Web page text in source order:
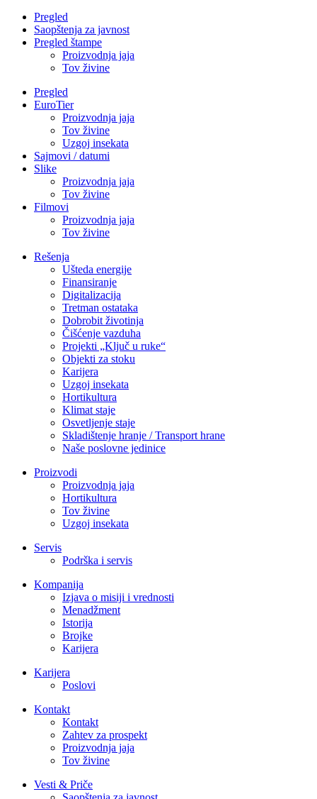
Pregled
Saopštenja za javnost
Pregled štampe
Proizvodnja jaja
Tov živine
Pregled
EuroTier
Proizvodnja jaja
Tov živine
Uzgoj insekata
Sajmovi / datumi
Slike
Proizvodnja jaja
Tov živine
Filmovi
Proizvodnja jaja
Tov živine
Rešenja
Ušteda energije
Finansiranje
Digitalizacija
Tretman ostataka
Dobrobit životinja
Čišćenje vazduha
Projekti „Ključ u ruke“
Objekti za stoku
Karijera
Uzgoj insekata
Hortikultura
Klimat staje
Osvetljenje staje
Skladištenje hranje / Transport hrane
Naše poslovne jedinice
Proizvodi
Proizvodnja jaja
Hortikultura
Tov živine
Uzgoj insekata
Servis
Podrška i servis
Kompanija
Izjava o misiji i vrednosti
Menadžment
Istorija
Brojke
Karijera
Karijera
Poslovi
Kontakt
Kontakt
Zahtev za prospekt
Proizvodnja jaja
Tov živine
Vesti & Priče